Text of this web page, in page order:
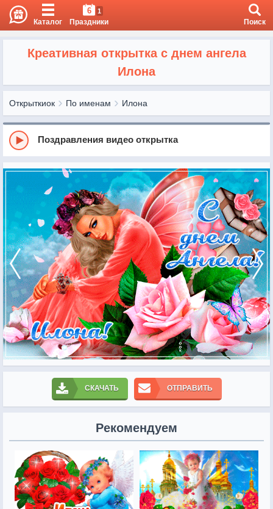
Каталог
6 1
Праздники Поиск
Креативная открытка с днем ангела
Илона
Открыткиок По именам Илона
Поздравления видео открытка
СКАЧАТЬ ОТПРАВИТЬ
Рекомендуем